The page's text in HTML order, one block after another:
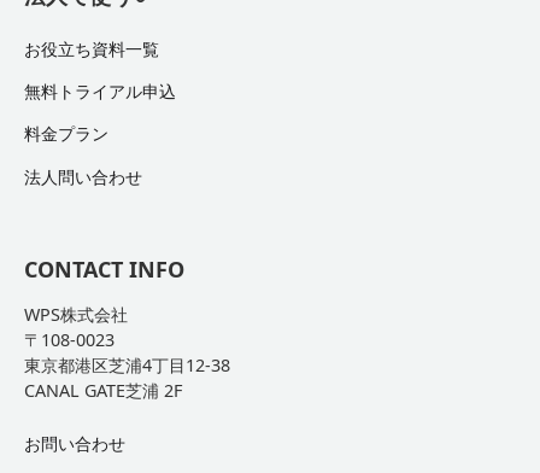
お役立ち資料一覧
無料トライアル申込
料金プラン
法人問い合わせ
CONTACT INFO
WPS株式会社
〒108-0023
東京都港区芝浦4丁目12-38
CANAL GATE芝浦 2F
お問い合わせ